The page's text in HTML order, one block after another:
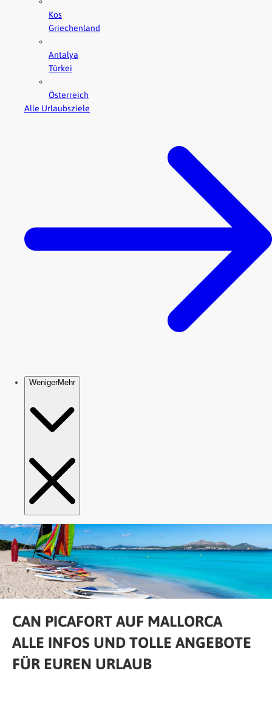
CAN PICAFORT AUF MALLORCA
ALLE INFOS UND TOLLE ANGEBOTE
FÜR EUREN URLAUB